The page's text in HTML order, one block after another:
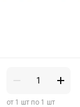
от 1 шт по 1 шт